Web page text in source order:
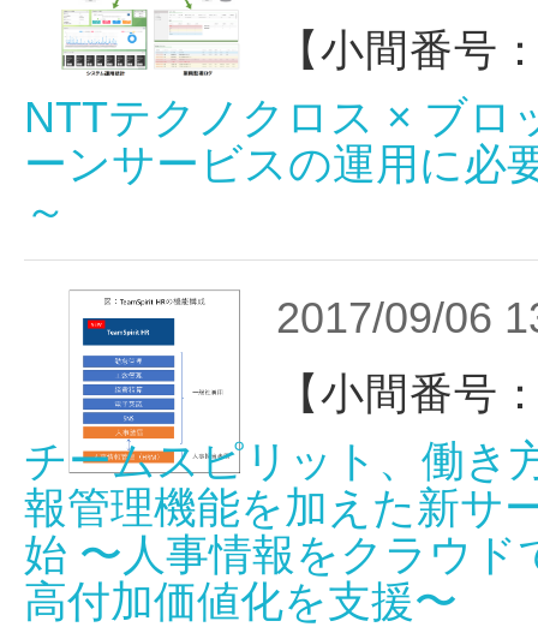
【小間番号
NTTテクノクロス × ブ
ーンサービスの運用に必
～
2017/09/06
【小間番号
チームスピリット、働き
報管理機能を加えた新サ
始 〜人事情報をクラウド
高付加価値化を支援〜